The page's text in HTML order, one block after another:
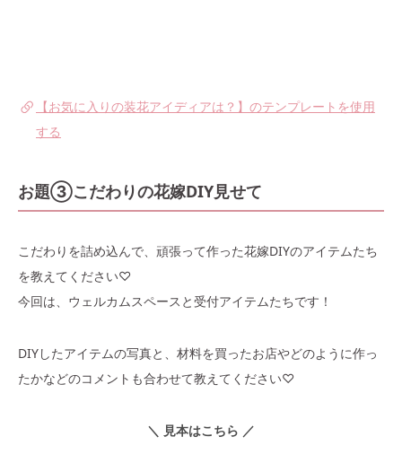
【お気に入りの装花アイディアは？】のテンプレートを使用
する
お題③こだわりの花嫁DIY見せて
こだわりを詰め込んで、頑張って作った花嫁DIYのアイテムたち
を教えてください♡
今回は、ウェルカムスペースと受付アイテムたちです！
DIYしたアイテムの写真と、材料を買ったお店やどのように作っ
たかなどのコメントも合わせて教えてください♡
＼ 見本はこちら ／